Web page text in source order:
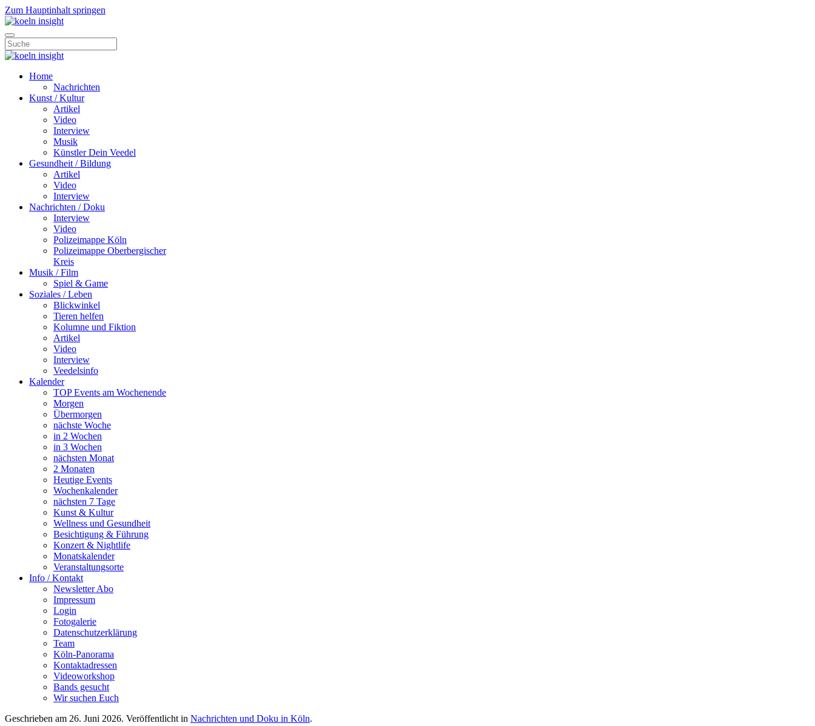
Zum Hauptinhalt springen
Home
Nachrichten
Kunst / Kultur
Artikel
Video
Interview
Musik
Künstler Dein Veedel
Gesundheit / Bildung
Artikel
Video
Interview
Nachrichten / Doku
Interview
Video
Polizeimappe Köln
Polizeimappe Oberbergischer
Kreis
Musik / Film
Spiel & Game
Soziales / Leben
Blickwinkel
Tieren helfen
Kolumne und Fiktion
Artikel
Video
Interview
Veedelsinfo
Kalender
TOP Events am Wochenende
Morgen
Übermorgen
nächste Woche
in 2 Wochen
in 3 Wochen
nächsten Monat
2 Monaten
Heutige Events
Wochenkalender
nächsten 7 Tage
Kunst & Kultur
Wellness und Gesundheit
Besichtigung & Führung
Konzert & Nightlife
Monatskalender
Veranstaltungsorte
Info / Kontakt
Newsletter Abo
Impressum
Login
Fotogalerie
Datenschutzerklärung
Team
Köln-Panorama
Kontaktadressen
Videoworkshop
Bands gesucht
Wir suchen Euch
Geschrieben am 26. Juni 2026. Veröffentlicht in Nachrichten und Doku in Köln.